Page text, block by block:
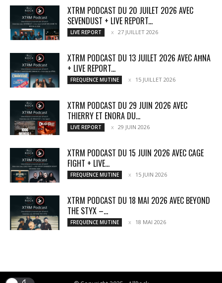
XTRM PODCAST DU 20 JUILET 2026 AVEC
SEVENDUST + LIVE REPORT...
LIVE REPORT 27 JUILLET 2026
XTRM PODCAST DU 13 JUILET 2026 AVEC AĦNA
+ LIVE REPORT...
FREQUENCE MUTINE 15 JUILLET 2026
XTRM PODCAST DU 29 JUIN 2026 AVEC
THIERRY ET ENORA DU...
LIVE REPORT 29 JUIN 2026
XTRM PODCAST DU 15 JUIN 2026 AVEC CAGE
FIGHT + LIVE...
FREQUENCE MUTINE 15 JUIN 2026
XTRM PODCAST DU 18 MAI 2026 AVEC BEYOND
THE STYX –...
FREQUENCE MUTINE 18 MAI 2026